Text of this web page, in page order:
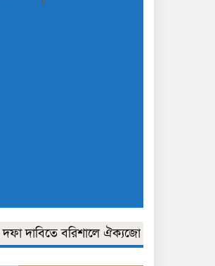
বরিশালে ঐক্যজোটের স্মারকলিপি